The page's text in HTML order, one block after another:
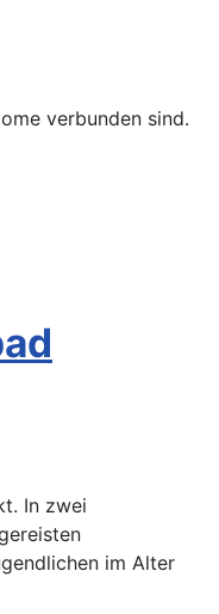
verbunden sind.
In zwei
im Alter